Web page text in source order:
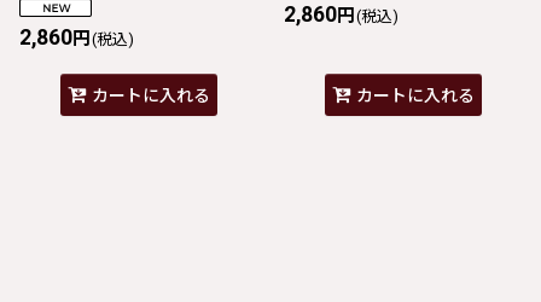
2,860円 (税込)
カートに入れる
2,860円 (税込)
カートに入れる